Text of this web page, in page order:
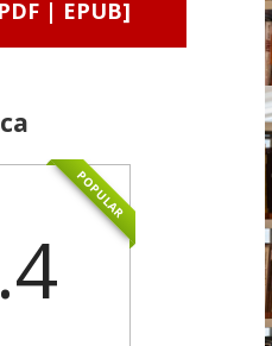
| EPUB]
POPULAR